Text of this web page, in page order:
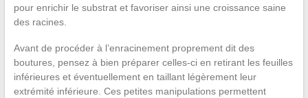
pour enrichir le substrat et favoriser ainsi une croissance saine
des racines.
Avant de procéder à l’enracinement proprement dit des
boutures, pensez à bien préparer celles-ci en retirant les feuilles
inférieures et éventuellement en taillant légèrement leur
extrémité inférieure. Ces petites manipulations permettent